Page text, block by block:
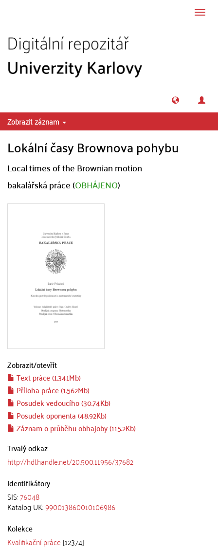
Zobrazit záznam
Lokální časy Brownova pohybu
Local times of the Brownian motion
bakalářská práce (OBHÁJENO)
Zobrazit/otevřít
Text práce (1.341Mb)
Příloha práce (1.562Mb)
Posudek vedoucího (30.74Kb)
Posudek oponenta (48.92Kb)
Záznam o průběhu obhajoby (115.2Kb)
Trvalý odkaz
http://hdl.handle.net/20.500.11956/37682
Identifikátory
SIS:76048
Katalog UK:990013860010106986
Kolekce
Kvalifikační práce [12374]